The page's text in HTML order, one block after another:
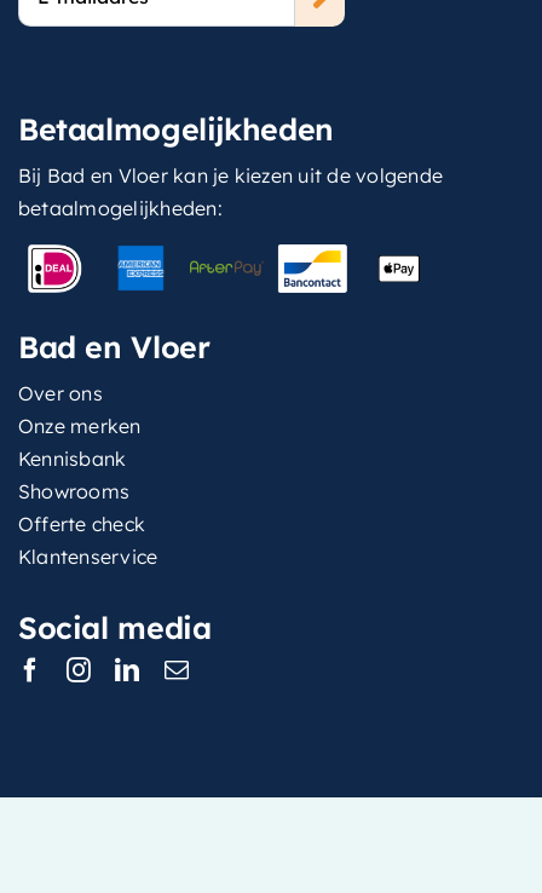
mailadres
Betaalmogelijkheden
Bij Bad en Vloer kan je kiezen uit de volgende
betaalmogelijkheden:
Bad en Vloer
Over ons
Onze merken
Kennisbank
Showrooms
Offerte check
Klantenservice
Social media